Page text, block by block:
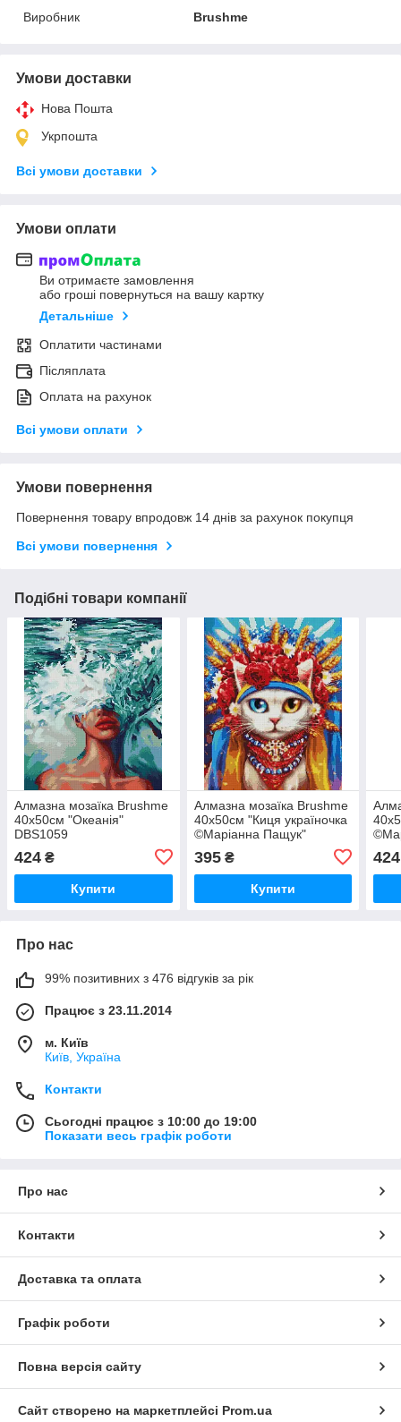
Виробник
Brushme
Умови доставки
Нова Пошта
Укрпошта
Всі умови доставки
Умови оплати
Ви отримаєте замовлення
або гроші повернуться на вашу картку
Детальніше
Оплатити частинами
Післяплата
Оплата на рахунок
Всі умови оплати
Умови повернення
Повернення товару впродовж 14 днів за рахунок покупця
Всі умови повернення
Подібні товари компанії
Алмазна мозаїка Brushme
40x50см "Океанія"
DBS1059
424 ₴
Купити
Алмазна мозаїка Brushme
40x50см "Киця україночка
©Маріанна Пащук"
395₴
Купити
424
Про нас
99% позитивних з 476 відгуків за рік
Працює з 23.11.2014
м. Київ
Київ, Україна
Контакти
Сьогодні працює з 10:00 до 19:00
Показати весь графік роботи
Про нас
Контакти
Доставка та оплата
Графік роботи
Повна версія сайту
Сайт створено на маркетплейсі Prom.ua